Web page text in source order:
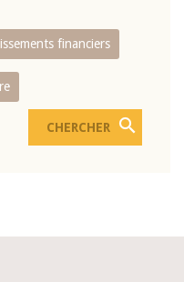
financiers